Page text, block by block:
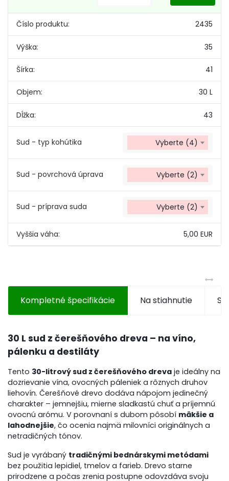
Číslo produktu: 2435
Výška: 35
Šírka: 41
Objem: 30 L
Dĺžka: 43
Sud - typ kohútika Vyberte (4)
Sud - povrchová úprava Vyberte (2)
Sud - príprava suda Vyberte (2)
Vyššia váha: 5,00 EUR
Kompletné špecifikácie Na stiahnutie
30 L sud z čerešňového dreva – na víno,
pálenku a destiláty
Tento 30-litrový sud z čerešňového dreva je ideálny na
dozrievanie vína, ovocných páleniek a rôznych druhov
liehovín. Čerešňové drevo dodáva nápojom jedinečný
charakter – jemnejšiu, mierne sladkastú chuť a príjemnú
ovocnú arómu. V porovnaní s dubom pôsobí mäkšie a
lahodnejšie, čo ocenia najmä milovníci originálnych a
netradičných tónov.
Sud je vyrábaný tradičnými bednárskymi metódami
bez použitia lepidiel, tmelov a farieb. Drevo starne
prirodzene a počas zrenia postupne odovzdáva svoju